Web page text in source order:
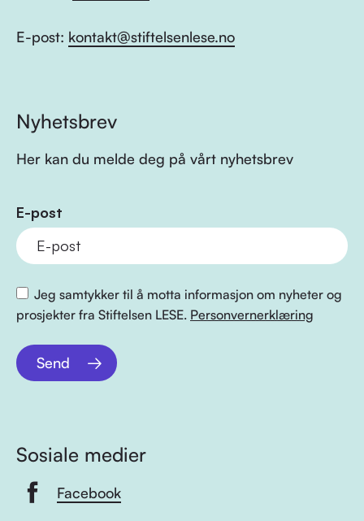
E-post: kontakt@stiftelsenlese.no
Nyhetsbrev
Her kan du melde deg på vårt nyhetsbrev
E-post
Jeg samtykker til å motta informasjon om nyheter og
prosjekter fra Stiftelsen LESE. Personvernerklæring
Send
Sosiale medier
Facebook